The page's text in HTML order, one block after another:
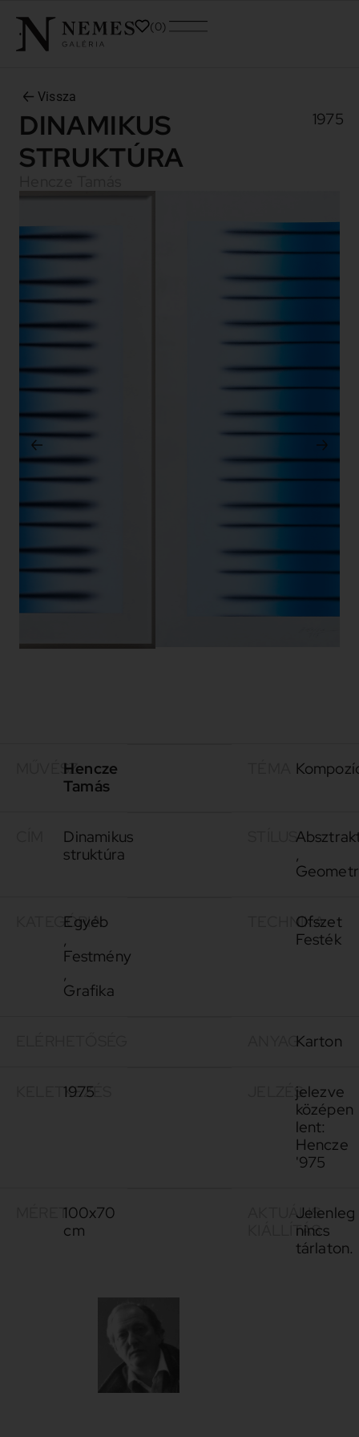
0
Vissza
DINAMIKUS
STRUKTÚRA
1975
MŰVÉSZHencze
Tamás
Dinamikus
struktúra
STÍLUS
,
KATEGÓRIA
Egyéb
,
Festmény
,
Grafika
TECHNIKA
Ofszet
Festék
ANYAGKarton
KELETKEZÉS
1975 JELZÉSjelezve
középen
lent:
Hencze
'975
MÉRET100x70
cm
AKTUÁLIS
KIÁLLÍTÁS
Jelenleg
nincs
tárlaton.